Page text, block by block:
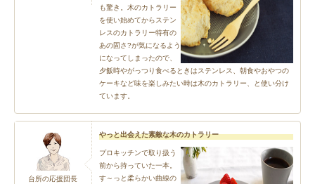
も驚き。木のカトラリー
を使い始めてからステン
レスのカトラリー特有の
あの固さ?が気になるよう
になってしまったので、
夕飯時やがっつり食べるときはステンレス、朝食やおやつの
ケーキなど味を楽しみたい時は木のカトラリー、と使い分け
ています。
台所の応援団長
やっと出会えた素敵な木のカトラリー
プロキッチンで取り扱う
前から持っていた一本。
す～っと柔らかい曲線の